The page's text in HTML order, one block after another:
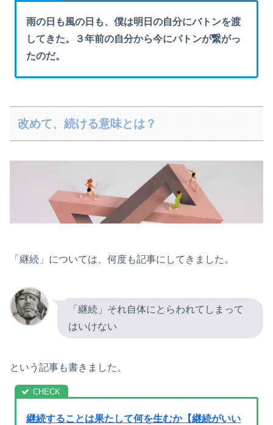
雨の日も風の日も、僕は明日の自分にバトンを渡
してきた。３年前の自分から今にバトンが繋がっ
たのだ。
改めて、続ける意味とは？
「継続」については、何度も記事にしてきました。
「継続」それ自体にとらわれてしまって
はいけない
という記事も書きました。
継続することは果たして何を生むか【継続がいい